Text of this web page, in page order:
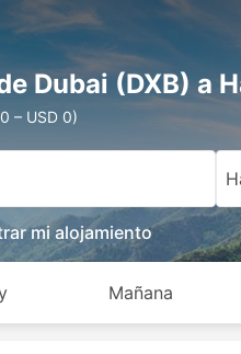
Dubai (DXB) a
– USD 0)
mi alojamiento
Mañana